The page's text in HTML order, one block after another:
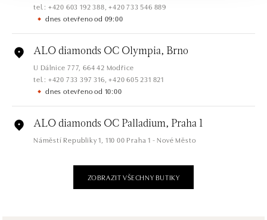
tel.: +420 603 192 388, +420 733 546 889
dnes otevřeno od 09:00
ALO diamonds OC Olympia, Brno
U Dálnice 777, 664 42 Modřice
tel.: +420 733 397 316, +420 605 231 821
dnes otevřeno od 10:00
ALO diamonds OC Palladium, Praha 1
Náměstí Republiky 1, 110 00 Praha 1 - Nové Město
dnes otevřeno od 09:00
ZOBRAZIT VŠECHNY BUTIKY